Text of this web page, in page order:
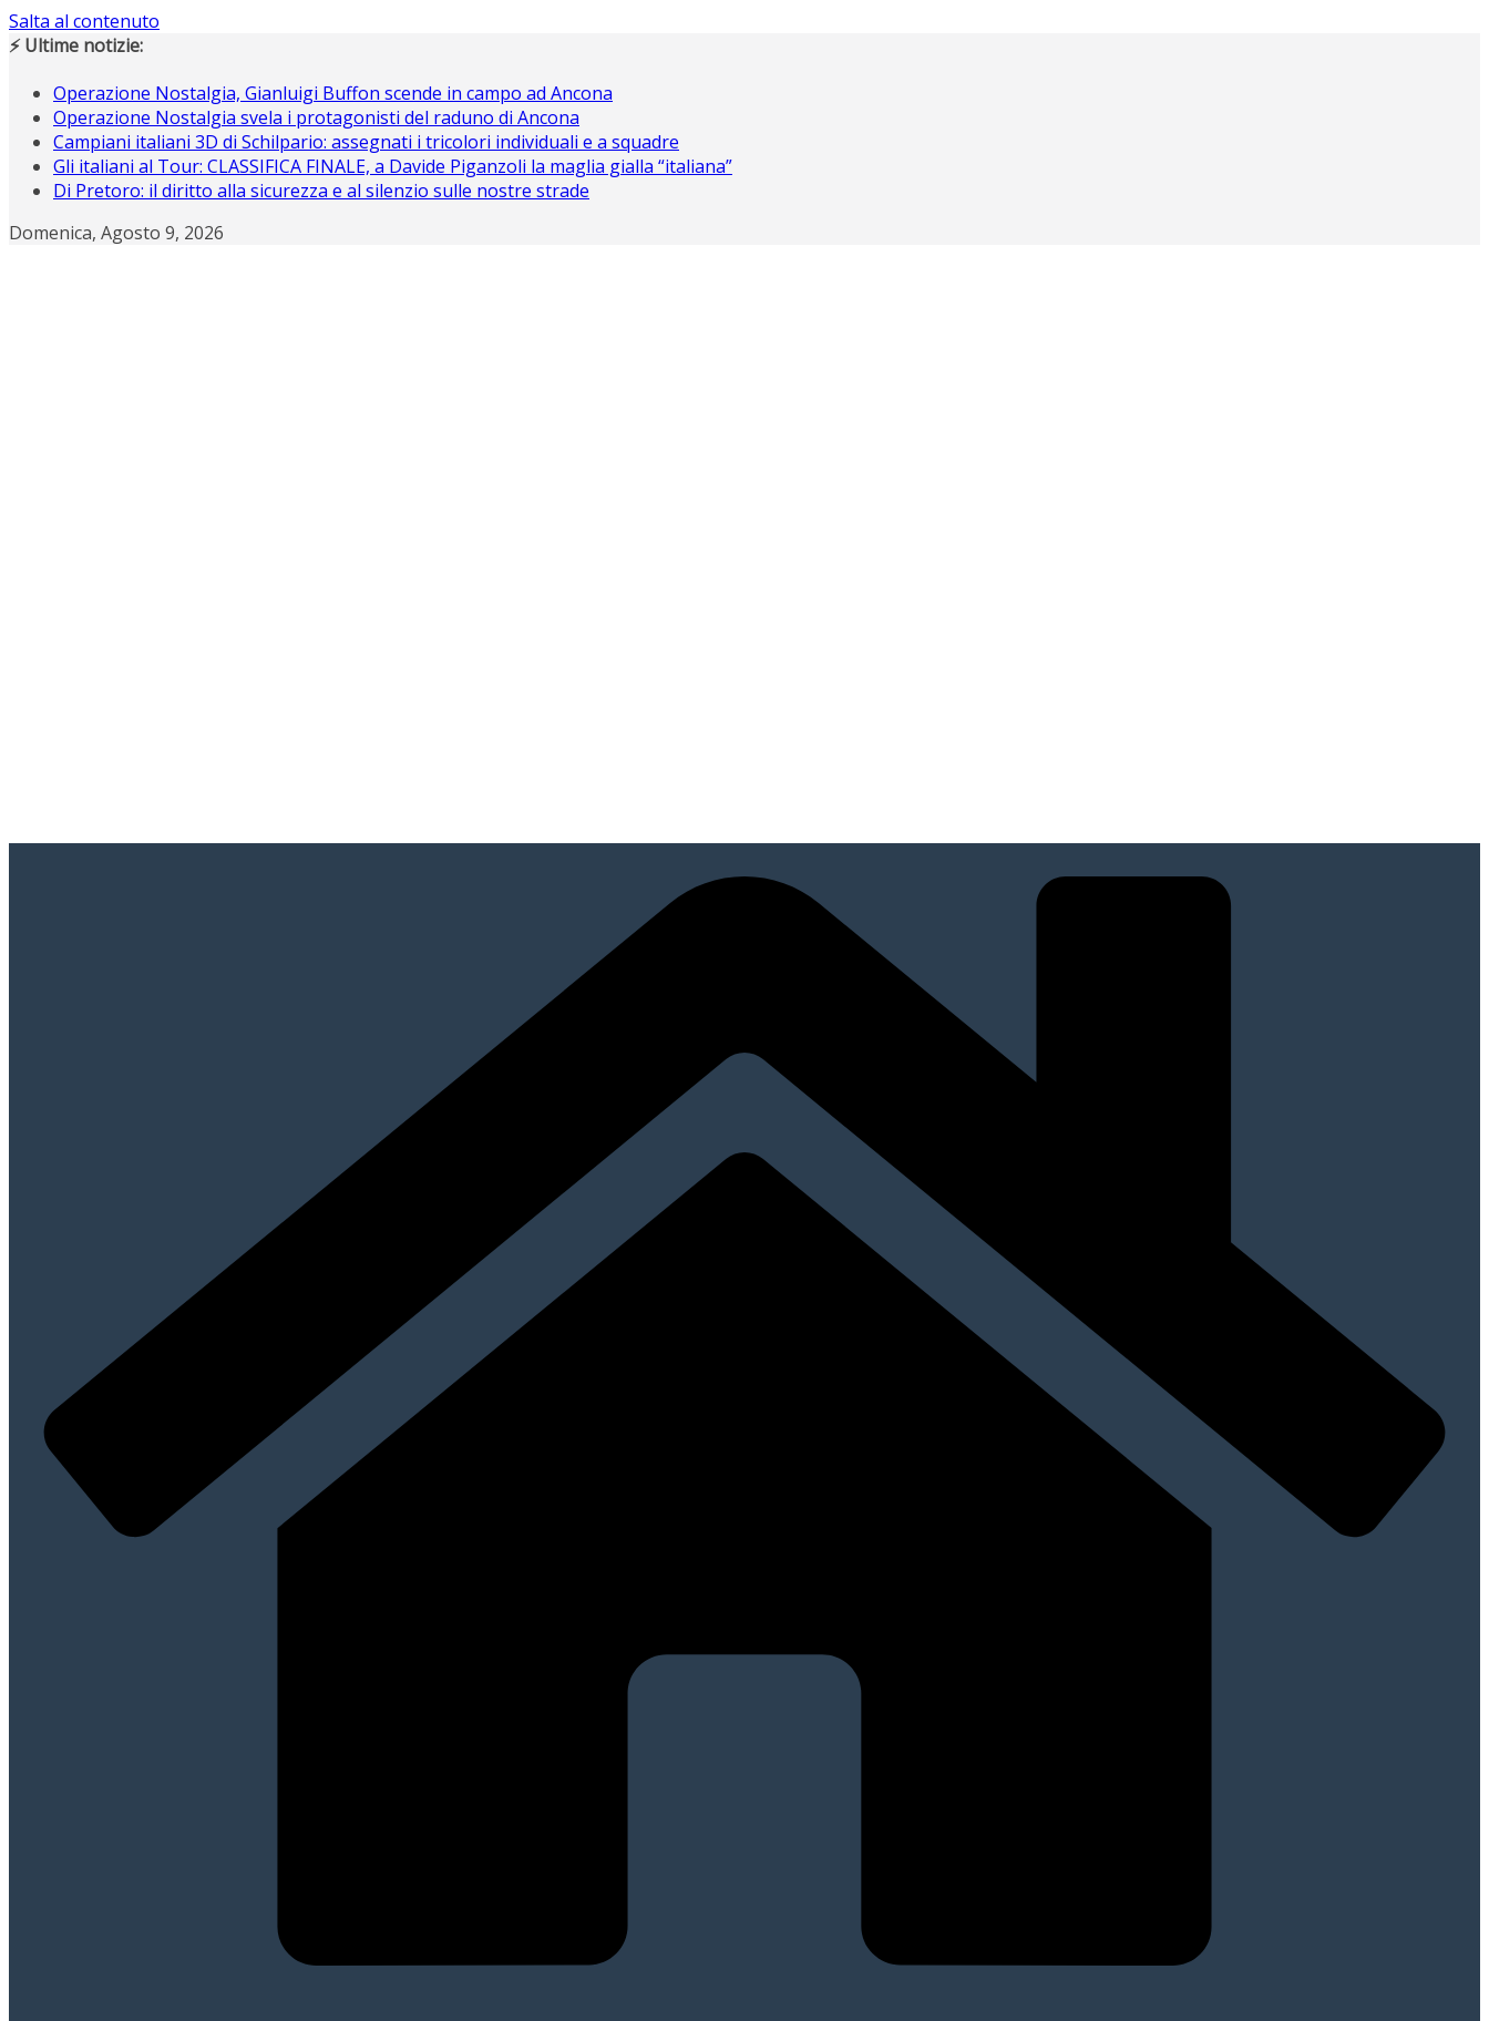
Salta al contenuto
⚡ Ultime notizie:
Operazione Nostalgia, Gianluigi Buffon scende in campo ad Ancona
Operazione Nostalgia svela i protagonisti del raduno di Ancona
Campiani italiani 3D di Schilpario: assegnati i tricolori individuali e a squadre
Gli italiani al Tour: CLASSIFICA FINALE, a Davide Piganzoli la maglia gialla “italiana”
Di Pretoro: il diritto alla sicurezza e al silenzio sulle nostre strade
Domenica, Agosto 9, 2026